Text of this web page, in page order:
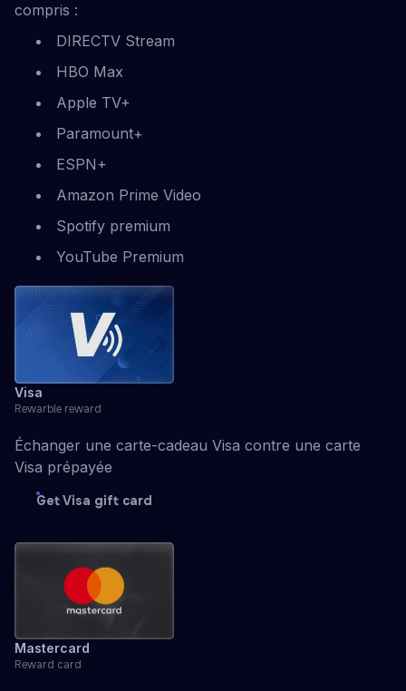
compris :
DIRECTV Stream
HBO Max
Apple TV+
Paramount+
ESPN+
Amazon Prime Video
Spotify premium
YouTube Premium
Visa
Rewarble reward
Échanger une carte-cadeau Visa contre une carte
Visa prépayée
Get Visa gift card
Mastercard
Reward card